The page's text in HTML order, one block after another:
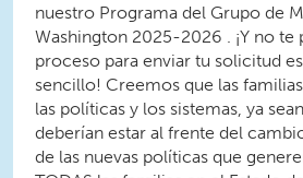
nuestro Programa del Grupo de
Washington 2025-2026 . ¡Y no te
proceso para enviar tu solicitud
sencillo! Creemos que las
las políticas y los sistemas, ya
deberían estar al frente del
de las nuevas políticas que